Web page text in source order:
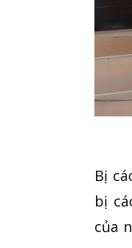
Bị
bị
của